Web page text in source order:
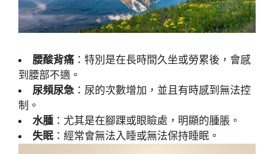
腰酸背痛 ：特別是在長時間久坐或勞累後，會感
到腰部不適。
尿頻尿急 ：尿的次數增加，並且有時感到無法控
制。
水腫 ：尤其是在腳踝或眼瞼處，明顯的腫脹。
失眠 ：經常會無法入睡或無法保持睡眠。